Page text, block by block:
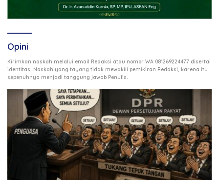
Opini
Kirimkan naskah melalui email Redaksi atau nomor WA 081269224477 disertai
identitas. Naskah yang tayang tidak mewakili pemikiran Redaksi, karena itu
sepenuhnya menjadi tanggung jawab Penulis